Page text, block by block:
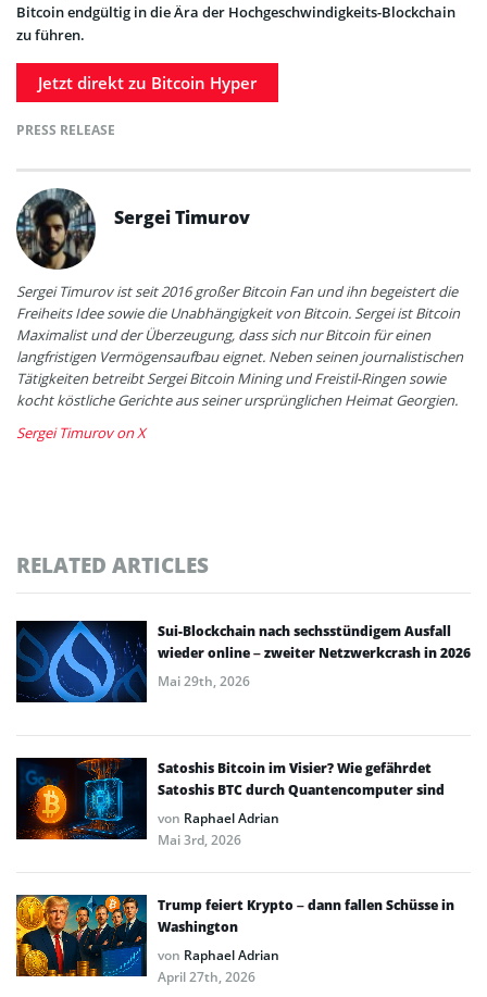
Bitcoin endgültig in die Ära der Hochgeschwindigkeits-Blockchain
zu führen.
Jetzt direkt zu Bitcoin Hyper
PRESS RELEASE
Sergei Timurov
Sergei Timurov ist seit 2016 großer Bitcoin Fan und ihn begeistert die
Freiheits Idee sowie die Unabhängigkeit von Bitcoin. Sergei ist Bitcoin
Maximalist und der Überzeugung, dass sich nur Bitcoin für einen
langfristigen Vermögensaufbau eignet. Neben seinen journalistischen
Tätigkeiten betreibt Sergei Bitcoin Mining und Freistil-Ringen sowie
kocht köstliche Gerichte aus seiner ursprünglichen Heimat Georgien.
Sergei Timurov on X
RELATED ARTICLES
Sui-Blockchain nach sechsstündigem Ausfall
wieder online – zweiter Netzwerkcrash in 2026
Mai 29th, 2026
Satoshis Bitcoin im Visier? Wie gefährdet
Satoshis BTC durch Quantencomputer sind
von Raphael Adrian
Mai 3rd, 2026
Trump feiert Krypto – dann fallen Schüsse in
Washington
von Raphael Adrian
April 27th, 2026